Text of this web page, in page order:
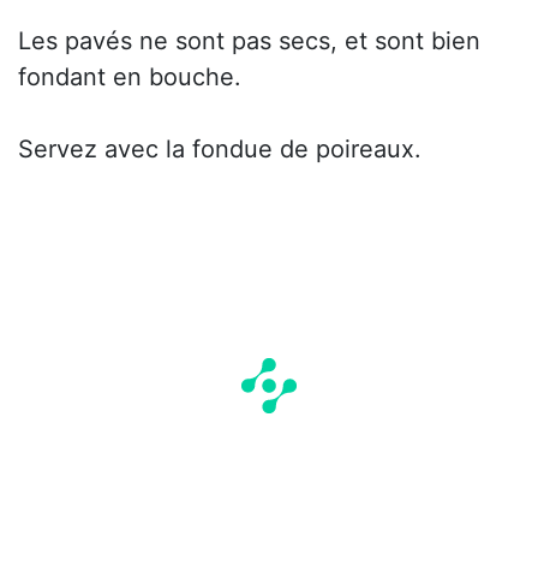
Les pavés ne sont pas secs, et sont bien
fondant en bouche.
Servez avec la fondue de poireaux.